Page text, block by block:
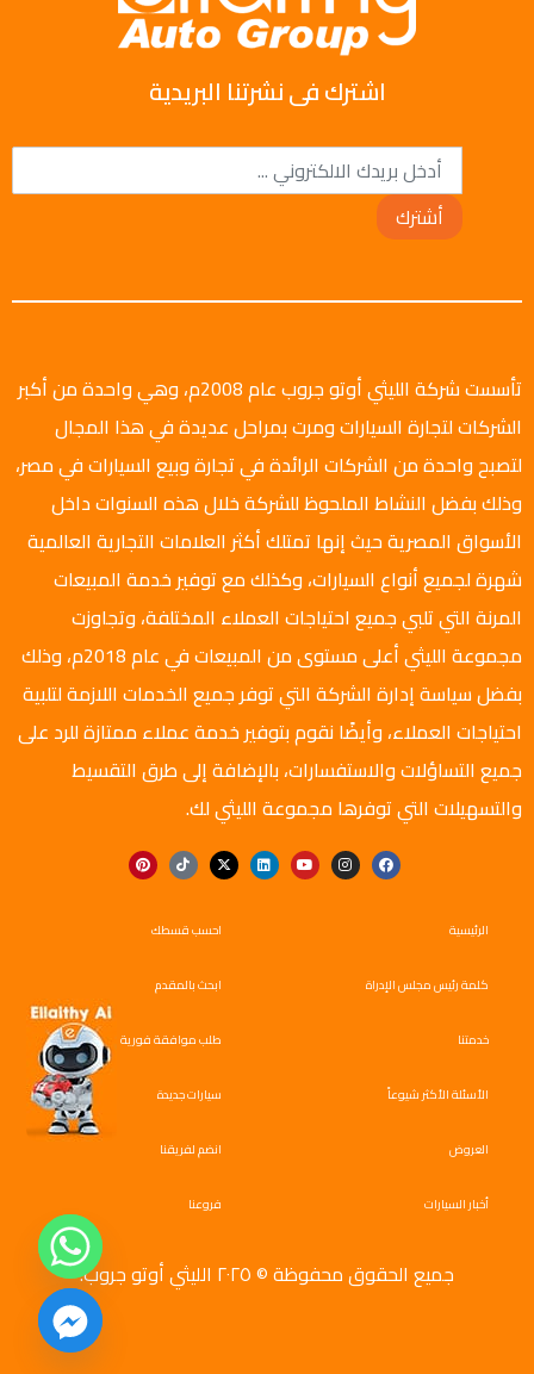
اشترك فى نشرتنا البريدية
أشترك
تأسست شركة الليثي أوتو جروب عام 2008م، وهي واحدة من أكبر
الشركات لتجارة السيارات ومرت بمراحل عديدة في هذا المجال
لتصبح واحدة من الشركات الرائدة في تجارة وبيع السيارات في مصر،
وذلك بفضل النشاط الملحوظ للشركة خلال هذه السنوات داخل
الأسواق المصرية حيث إنها تمتلك أكثر العلامات التجارية العالمية
شهرة لجميع أنواع السيارات، وكذلك مع توفير خدمة المبيعات
المرنة التي تلبي جميع احتياجات العملاء المختلفة، وتجاوزت
مجموعة الليثي أعلى مستوى من المبيعات في عام 2018م، وذلك
بفضل سياسة إدارة الشركة التي توفر جميع الخدمات اللازمة لتلبية
احتياجات العملاء، وأيضًا نقوم بتوفير خدمة عملاء ممتازة للرد على
جميع التساؤلات والاستفسارات، بالإضافة إلى طرق التقسيط
والتسهيلات التي توفرها مجموعة الليثي لك.
الرئيسية
كلمة رئيس مجلس الإدراة
خدمتنا
الأسئلة الأكثر شيوعاً
العروض
أخبار السيارات
احسب قسطك
ابحث بالمقدم
طلب موافقة فورية
سيارات جديدة
انضم لفريقنا
فروعنا
جميع الحقوق محفوظة © ٢٠٢٥ الليثي أوتو جروب.